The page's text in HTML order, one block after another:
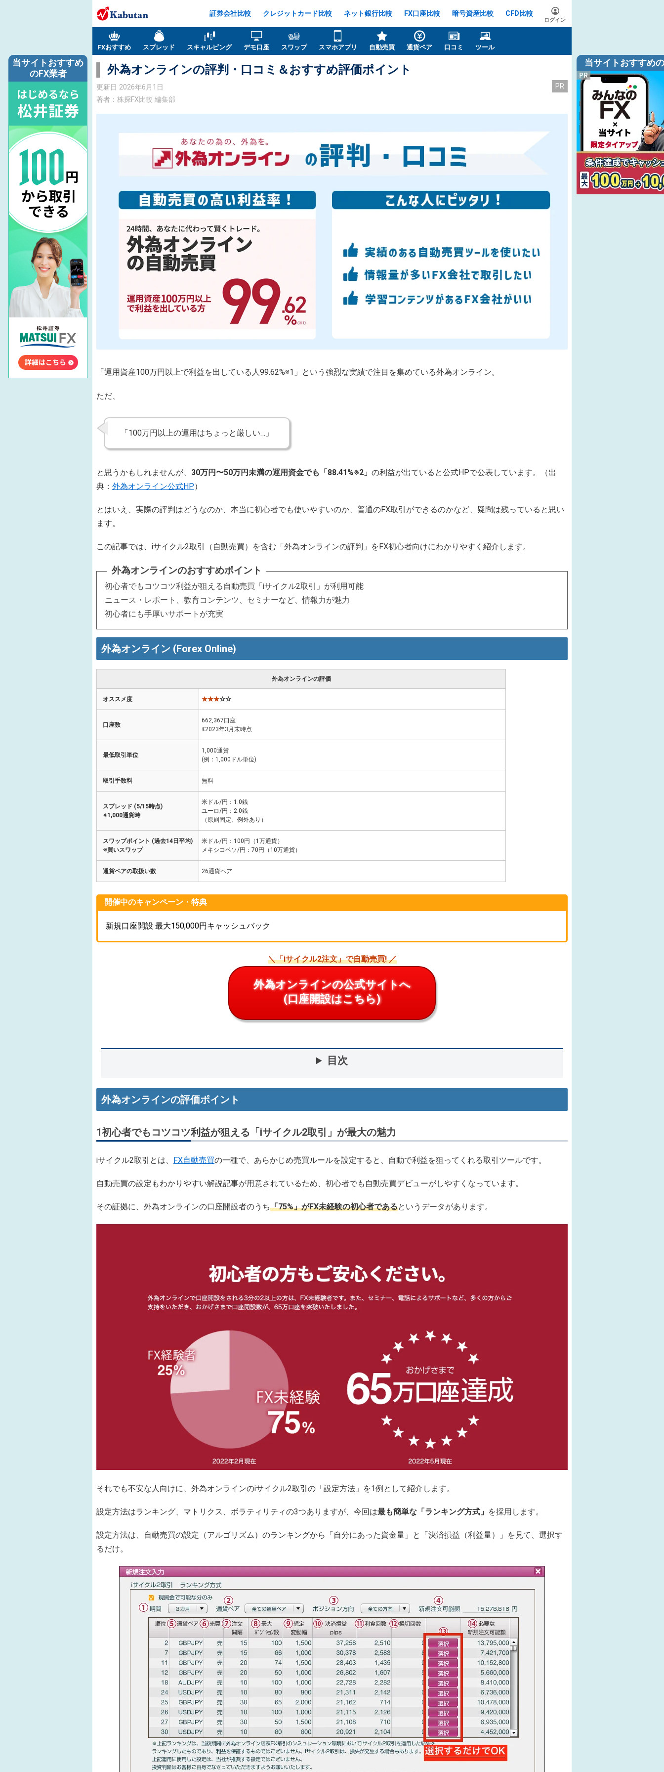
証券会社比較 クレジットカード比較 ネット銀行比較 FX口座比較 暗号資産比較 CFD比較
ログイン
FXおすすめ スプレッド スキャルピング デモ口座 スワップ スマホアプリ 自動売買 通貨ペア 口コミ ツール
外為オンラインの評判・口コミ＆おすすめ評価ポイント
更新日 2026年6月1日
PR
著者：株探FX比較 編集部
「運用資産100万円以上で利益を出している人99.62%※1」 という強烈な実績で注目を集めている外為オンライン。
ただ、
「100万円以上の運用はちょっと厳しい…」
と思うかもしれませんが、 30万円〜50万円未満の運用資金でも「88.41%※2」 の利益が出ていると公式HPで公表しています。（出
典： 外為オンライン公式HP）
とはいえ、実際の評判はどうなのか、本当に初心者でも使いやすいのか、普通のFX取引ができるのかなど、疑問は残っていると思い
ます。
この記事では、iサイクル2取引（自動売買）を含む「外為オンラインの評判」をFX初心者向けにわかりやすく紹介します。
外為オンラインのおすすめポイント
初心者でもコツコツ利益が狙える自動売買「iサイクル2取引」が利用可能
ニュース・レポート、教育コンテンツ、セミナーなど、情報力が魅力
初心者にも手厚いサポートが充実
外為オンライン (Forex Online)
外為オンラインの評価
オススメ度 ★★★☆☆
口座数
662,367口座
※2023年3月末時点
最低取引単位
1,000通貨
(例：1,000ドル単位)
取引手数料 無料
スプレッド (5/15時点)
※1,000通貨時
米ドル/円：1.0銭
ユーロ/円：2.0銭
（原則固定、例外あり）
スワップポイント (過去14日平均)
※買いスワップ
米ドル/円：100円（1万通貨）
メキシコペソ/円：70円（10万通貨）
通貨ペアの取扱い数 26通貨ペア
開催中のキャンペーン・特典
新規口座開設 最大150,000円キャッシュバック
＼「iサイクル2注文」で自動売買! ／
外為オンラインの公式サイトへ
(口座開設はこちら)
目次
外為オンラインの評価ポイント
1初心者でもコツコツ利益が狙える「iサイクル2取引」が最大の魅力
iサイクル2取引とは、 FX自動売買の一種で、あらかじめ売買ルールを設定すると、自動で利益を狙ってくれる取引ツールです。
自動売買の設定もわかりやすい解説記事が用意されているため、初心者でも自動売買デビューがしやすくなっています。
その証拠に、外為オンラインの口座開設者のうち「75%」がFX未経験の初心者であるというデータがあります。
それでも不安な人向けに、外為オンラインのiサイクル2取引の「設定方法」を1例として紹介します。
設定方法はランキング、マトリクス、ボラティリティの3つありますが、今回は最も簡単な「ランキング方式」 を採用します。
設定方法は、自動売買の設定（アルゴリズム）のランキングから 「自分にあった資金量」と「決済損益（利益量）」を見て、選択す
るだけ。
当サイトおすすめ
当サイトおすすめ
のFX業者